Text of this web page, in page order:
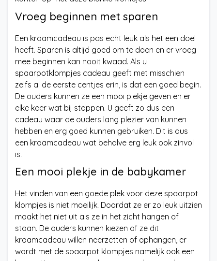
Vroeg beginnen met sparen
Een kraamcadeau is pas echt leuk als het een doel
heeft. Sparen is altijd goed om te doen en er vroeg
mee beginnen kan nooit kwaad. Als u
spaarpotklompjes cadeau geeft met misschien
zelfs al de eerste centjes erin, is dat een goed begin.
De ouders kunnen ze een mooi plekje geven en er
elke keer wat bij stoppen. U geeft zo dus een
cadeau waar de ouders lang plezier van kunnen
hebben en erg goed kunnen gebruiken. Dit is dus
een kraamcadeau wat behalve erg leuk ook zinvol
is.
Een mooi plekje in de babykamer
Het vinden van een goede plek voor deze spaarpot
klompjes is niet moeilijk. Doordat ze er zo leuk uitzien
maakt het niet uit als ze in het zicht hangen of
staan. De ouders kunnen kiezen of ze dit
kraamcadeau willen neerzetten of ophangen, er
wordt met de spaarpot klompjes namelijk ook een